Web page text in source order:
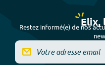
Elix,
Restez informé(e) de nos